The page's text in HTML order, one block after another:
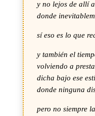
y no lejos de allí
donde
sí eso es lo que
y también el
volviendo a
dicha bajo ese
donde ninguna
pero no siempre